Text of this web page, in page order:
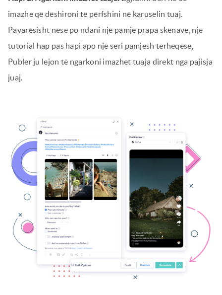
imazhe që dëshironi të përfshini në karuselin tuaj.
Pavarësisht nëse po ndani një pamje prapa skenave, një
tutorial hap pas hapi apo një seri pamjesh tërheqëse,
Publer ju lejon të ngarkoni imazhet tuaja direkt nga pajisja
juaj.